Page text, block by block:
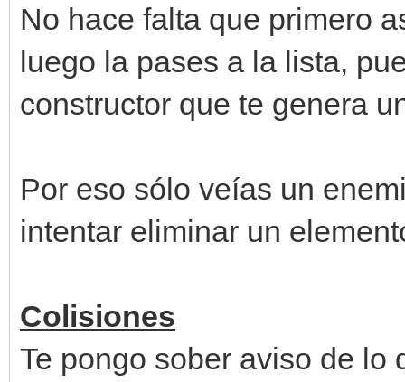
No hace falta que primero
luego la pases a la lista,
constructor que te genera
Por eso sólo veías un
intentar eliminar un
Colisiones
Te pongo sober aviso de lo